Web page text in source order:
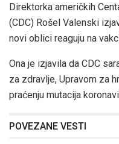
Direktorka američkih
(CDC) Rošel Valenski
novi oblici reaguju na
Ona je izjavila da CDC
za zdravlje, Upravom za
praćenju mutacija
POVEZANE VESTI